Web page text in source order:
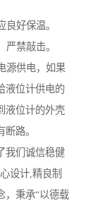
好保温。
禁敲击。
源供电，如果
液位计供电的
液位计的外壳
路。
我们诚信稳健
设计,精良制
，秉承“以德载